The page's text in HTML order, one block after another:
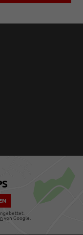
von Google.